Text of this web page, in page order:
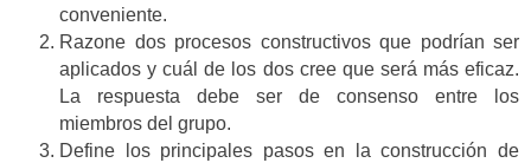
conveniente.
Razone dos procesos constructivos que podrían ser
aplicados y cuál de los dos cree que será más eficaz.
La respuesta debe ser de consenso entre los
miembros del grupo.
Define los principales pasos en la construcción de